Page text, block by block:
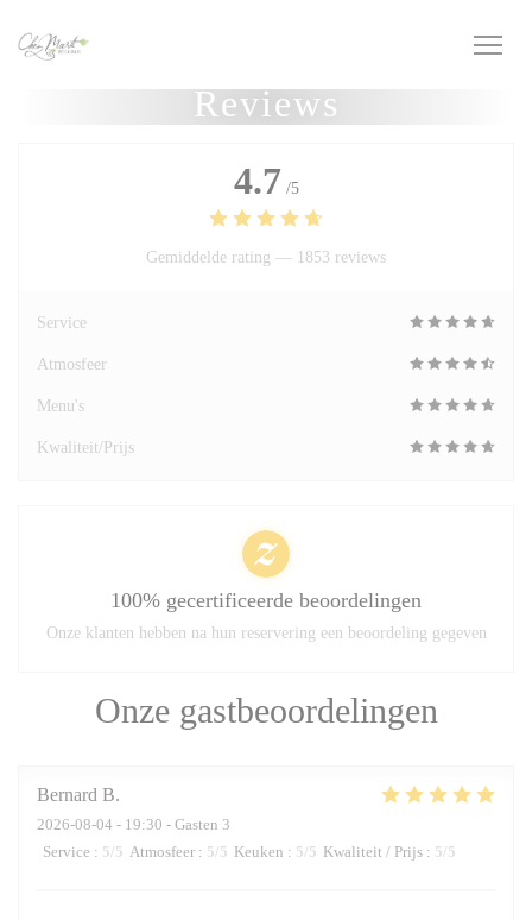
Reviews
Onze gastbeoordelingen
Bernard B
2026-08-04 - 19:30 - Gasten 3
Service : 5/5 Atmosfeer : 5/5 Keuken : 5/5 Kwaliteit / Prijs : 5/5
4.7 /5
Gemiddelde rating — 1853 reviews
Service
Atmosfeer
Menu's
Kwaliteit/Prijs
100% gecertificeerde beoordelingen
Onze klanten hebben na hun reservering een beoordeling gegeven